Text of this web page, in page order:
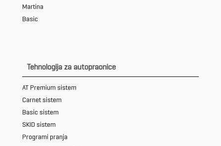
Martina
Basic
Tehnologija za autopraonice
AT Premium sistem
Carnet sistem
Basic sistem
SKID sistem
Programi pranja